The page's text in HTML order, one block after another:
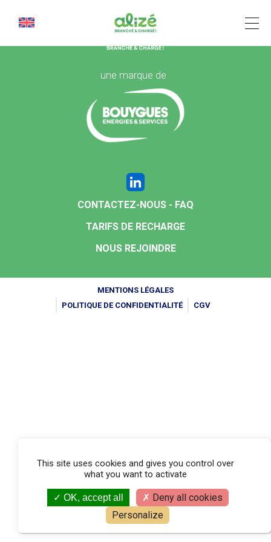
une marque de
CONTACTEZ-NOUS - FAQ
TARIFS DE RECHARGE
NOUS REJOINDRE
MENTIONS LÉGALES
POLITIQUE DE CONFIDENTIALITÉ
CGV
This site uses cookies and gives you control over
what you want to activate
OK, accept all
Deny all cookies
Personalize